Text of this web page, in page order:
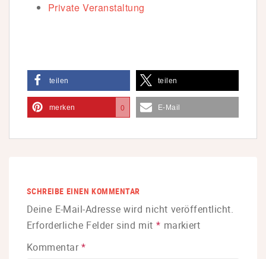
Private Veranstaltung
teilen teilen
merken 0 E-Mail
SCHREIBE EINEN KOMMENTAR
Deine E-Mail-Adresse wird nicht veröffentlicht.
Erforderliche Felder sind mit * markiert
Kommentar*